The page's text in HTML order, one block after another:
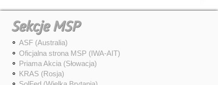
Sekcje MSP
ASF (Australia)
Oficjalna strona MSP (IWA-AIT)
Priama Akcia (Słowacja)
KRAS (Rosja)